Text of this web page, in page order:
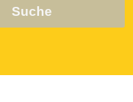
Suche